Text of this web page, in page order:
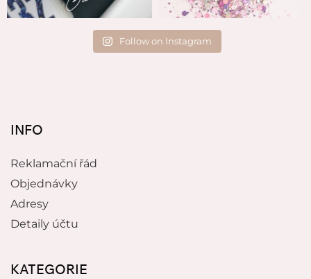
Follow on Instagram
INFO
Reklamační řád
Objednávky
Adresy
Detaily účtu
KATEGORIE